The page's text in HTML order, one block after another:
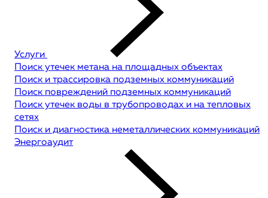
Услуги
Поиск утечек метана на площадных объектах
Поиск и трассировка подземных коммуникаций
Поиск повреждений подземных коммуникаций
Поиск утечек воды в трубопроводах и на тепловых
сетях
Поиск и диагностика неметаллических коммуникаций
Энергоаудит